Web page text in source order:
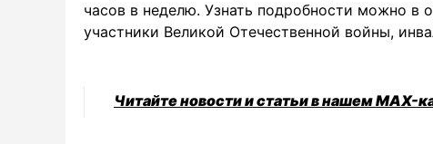
часов в неделю. Узнать подробности можно
участники Великой Отечественной войны,
Читайте новости и статьи в нашем MAX-